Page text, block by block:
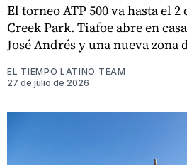
El torneo ATP 500 va hasta el 2
Creek Park. Tiafoe abre en
José Andrés y una nueva zona
EL TIEMPO LATINO TEAM
27 de julio de 2026